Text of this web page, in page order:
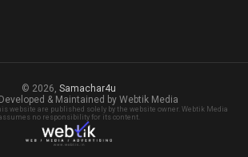
© 2026, Samachar4u
& Maintained by Webtik Media
website are published solely by the website owner. Webtik Media
no responsibility for its content.